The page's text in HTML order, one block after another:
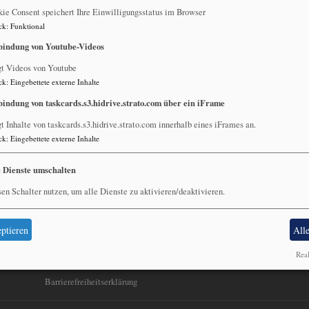
Viele Gemeindeglieder aus der Ephorie waren Ende September in
in einem gemeinsamen Gottesdienst an ihre Verstorbenen zu
Es tut gut, miteinander die Trauer zu teilen und sich Trost und
auch an Sonja Putz (Keyboard und Gitarre) und Alexandra Körtge
ausgestaltet haben.
Impressum
Barrierefreiheitserklärung
Consent speichert Ihre Einwilligungsstatus im Browser
: Funktional
von Youtube-Videos
Videos von Youtube
: Eingebettete externe Inhalte
von taskcards.s3.hidrive.strato.com über ein iFrame
Inhalte von taskcards.s3.hidrive.strato.com innerhalb eines iFrames an.
: Eingebettete externe Inhalte
umschalten
Schalter nutzen, um alle Dienste zu aktivieren/deaktivieren.